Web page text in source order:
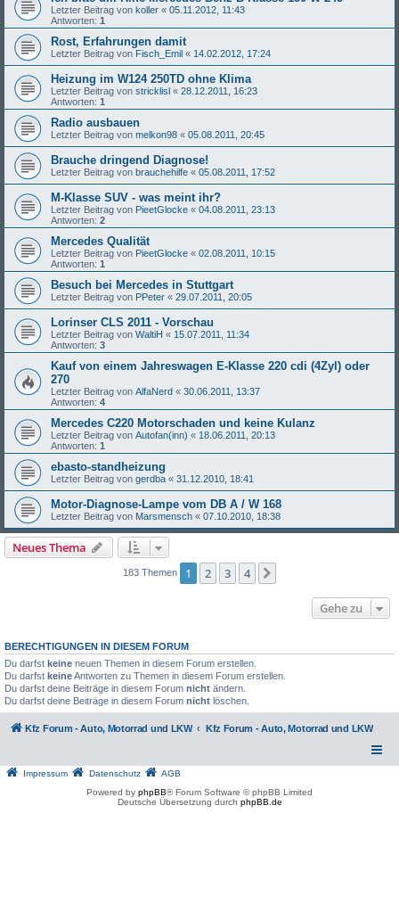
Letzter Beitrag von koller « 05.11.2012, 11:43
Antworten: 1
Rost, Erfahrungen damit
Letzter Beitrag von Fisch_Emil « 14.02.2012, 17:24
Heizung im W124 250TD ohne Klima
Letzter Beitrag von stricklisl « 28.12.2011, 16:23
Antworten: 1
Radio ausbauen
Letzter Beitrag von melkon98 « 05.08.2011, 20:45
Brauche dringend Diagnose!
Letzter Beitrag von brauchehilfe « 05.08.2011, 17:52
M-Klasse SUV - was meint ihr?
Letzter Beitrag von PieetGlocke « 04.08.2011, 23:13
Antworten: 2
Mercedes Qualität
Letzter Beitrag von PieetGlocke « 02.08.2011, 10:15
Antworten: 1
Besuch bei Mercedes in Stuttgart
Letzter Beitrag von PPeter « 29.07.2011, 20:05
Lorinser CLS 2011 - Vorschau
Letzter Beitrag von WaltiH « 15.07.2011, 11:34
Antworten: 3
Kauf von einem Jahreswagen E-Klasse 220 cdi (4Zyl) oder
270
Letzter Beitrag von AlfaNerd « 30.06.2011, 13:37
Antworten: 4
Mercedes C220 Motorschaden und keine Kulanz
Letzter Beitrag von Autofan(inn) « 18.06.2011, 20:13
Antworten: 1
ebasto-standheizung
Letzter Beitrag von gerdba « 31.12.2010, 18:41
Motor-Diagnose-Lampe vom DB A / W 168
Letzter Beitrag von Marsmensch « 07.10.2010, 18:38
Neues Thema
183 Themen 1 2 3 4
Gehe zu
BERECHTIGUNGEN IN DIESEM FORUM
Du darfst keine neuen Themen in diesem Forum erstellen.
Du darfst keineAntworten zu Themen in diesem Forum erstellen.
Du darfst deine Beiträge in diesem Forum nicht ändern.
Du darfst deine Beiträge in diesem Forum nicht löschen.
Kfz Forum - Auto, Motorrad und LKW Kfz Forum - Auto, Motorrad und LKW
Impressum Datenschutz
AGB
Powered by phpBB® Forum Software © phpBB Limited
Deutsche Übersetzung durch phpBB.de